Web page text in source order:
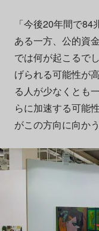
「今後20年間で
ある一方、公的資
では何が起こるで
げられる可能性が
る人が少なくとも
らに加速する可能
がこの方向に向か